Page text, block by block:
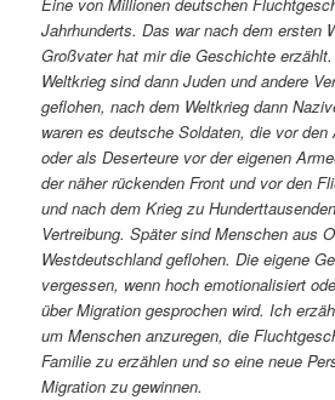
Eine von Millionen deutschen
Jahrhunderts. Das war nach dem ersten
Großvater hat mir die Geschichte
Weltkrieg sind dann Juden und andere
geflohen, nach dem Weltkrieg dann
waren es deutsche Soldaten, die vor
oder als Deserteure vor der eigenen
der näher rückenden Front und vor den
und nach dem Krieg zu
Vertreibung. Später sind Menschen aus
Westdeutschland geflohen. Die eigene
vergessen, wenn hoch emotionalisiert
über Migration gesprochen wird. Ich
um Menschen anzuregen, die
Familie zu erzählen und so eine neue
Migration zu gewinnen.